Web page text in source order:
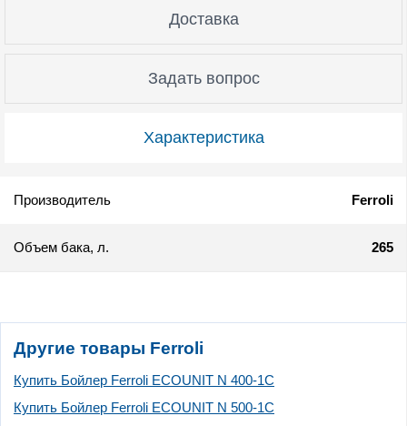
Характеристика
Доставка
Задать вопрос
Производитель Ferroli
Объем бака, л. 265
Другие товары Ferroli
Купить Бойлер Ferroli ECOUNIT N 400-1C
Купить Бойлер Ferroli ECOUNIT N 500-1C